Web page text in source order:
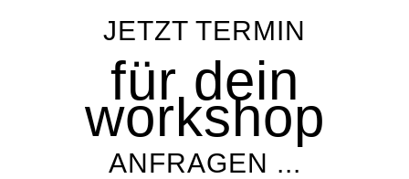
JETZT TERMIN
für dein
workshop
ANFRAGEN ...